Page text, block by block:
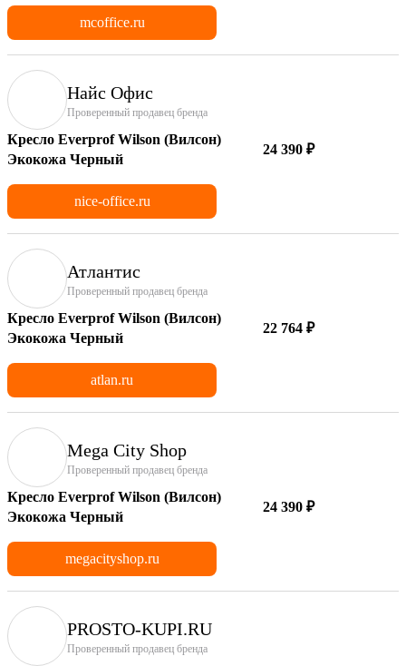
mcoffice.ru
Найс Офис
Проверенный продавец бренда
Кресло Everprof Wilson (Вилсон)
Экокожа Черный
24 390 ₽
nice-office.ru
Атлантис
Проверенный продавец бренда
Кресло Everprof Wilson (Вилсон)
Экокожа Черный
22 764 ₽
atlan.ru
Mega City Shop
Проверенный продавец бренда
Кресло Everprof Wilson (Вилсон)
Экокожа Черный
24 390 ₽
megacityshop.ru
PROSTO-KUPI.RU
Проверенный продавец бренда